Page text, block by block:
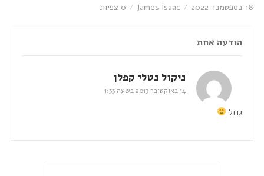
18 בספטמבר 2022 James Isaac 0 צפיות
הודעה אחת
ניקול נטלי קפלן
14 באוקטובר 2013 בשעה 1:33
גדול